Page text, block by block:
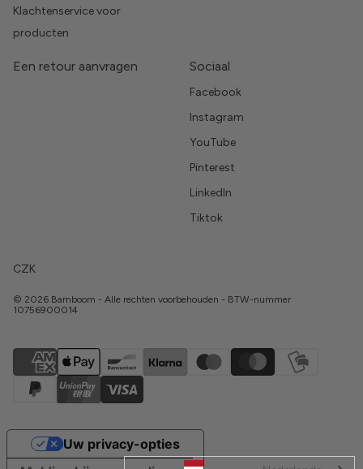
Klachtenservice voor
producten
Een retour aanvragen Sociaal
Facebook
Instagram
YouTube
Pinterest
LinkedIn
Tiktok
CZK
© 2026 Bamboom - Alle rechten voorbehouden - BTW-nummer
10756900014
Uw privacy-opties